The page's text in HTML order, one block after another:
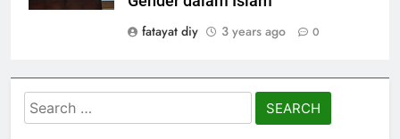
fatayat diy
3 years ago 0
Search
for: